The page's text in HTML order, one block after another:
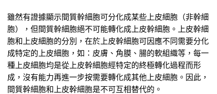
雖然有證據顯示間質幹細胞可分化成某些上皮細胞（非幹細
胞），但間質幹細胞絕不可能轉化成上皮幹細胞。上皮幹細
胞和上皮細胞的分別，在於上皮幹細胞可因應不同需要分化
成特定的上皮細胞，如：皮膚、角膜、腸的軟組織等，每一
種上皮細胞均是從上皮幹細胞經特定的終極轉化過程而形
成，沒有能力再進一步按需要轉化成其他上皮細胞。因此，
間質幹細胞和上皮幹細胞是不可互相替代的。